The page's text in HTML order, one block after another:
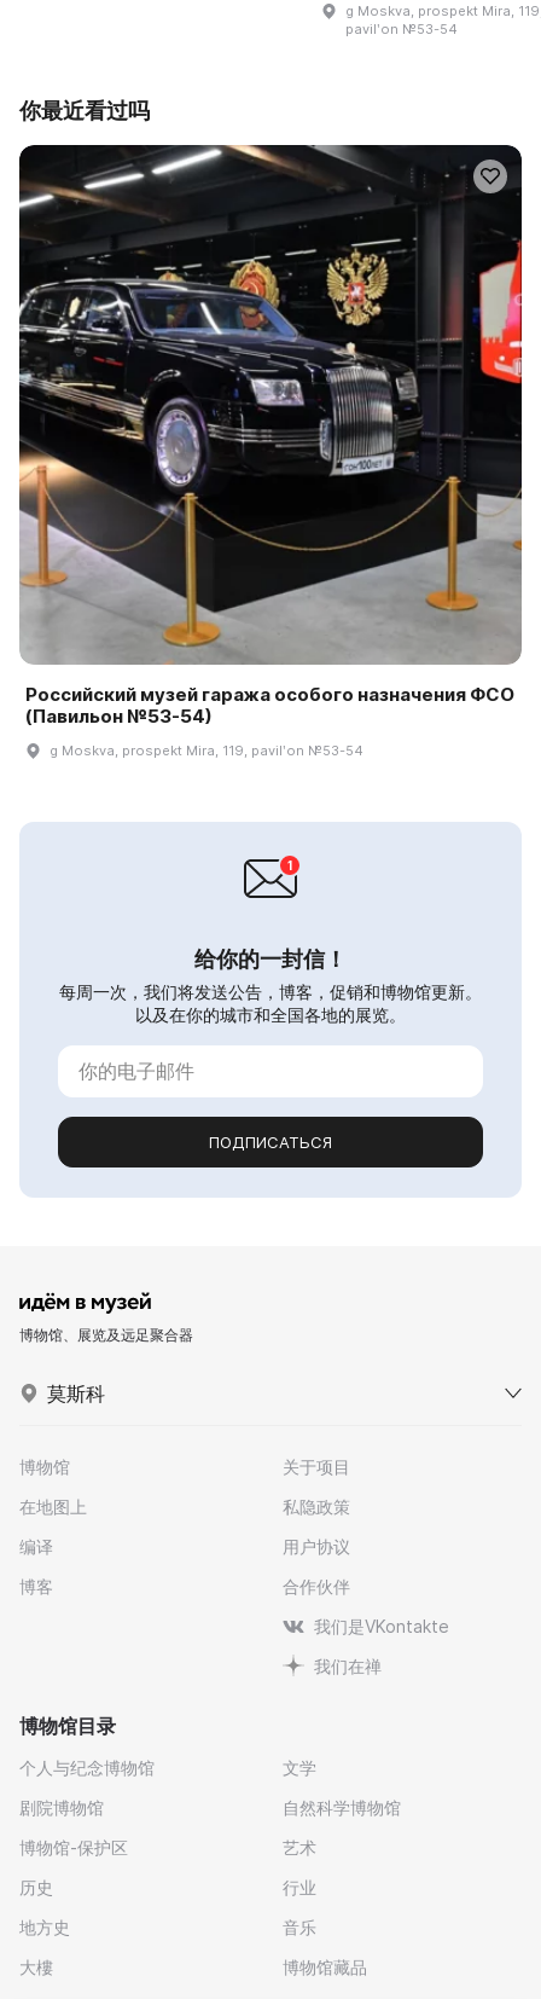
g Moskva, prospekt Mira,
pavilʹon №53-54
你最近看过吗
Российский музей гаража особого назначения ФСО
(Павильон №53-54)
g Moskva, prospekt Mira, 119, pavilʹon №53-54
给你的一封信！
每周一次，我们将发送公告，博客，促销和博物馆更新。
以及在你的城市和全国各地的展览。
ПОДПИСАТЬСЯ
博物馆、展览及远足聚合器
莫斯科
博物馆
在地图上
编译
博客
关于项目
私隐政策
用户协议
合作伙伴
我们是VKontakte
我们在禅
博物馆目录
个人与纪念博物馆
剧院博物馆
博物馆-保护区
历史
地方史
大樓
文学
自然科学博物馆
艺术
行业
音乐
博物馆藏品